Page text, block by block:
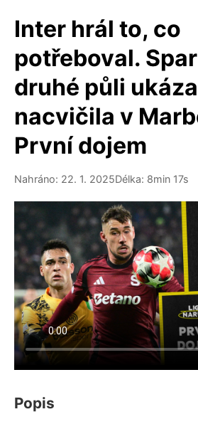
Inter hrál to, co
potřeboval.
druhé půli
nacvičila v
První dojem
Nahráno: 22. 1. 2025Délka: 8min 17s
Popis